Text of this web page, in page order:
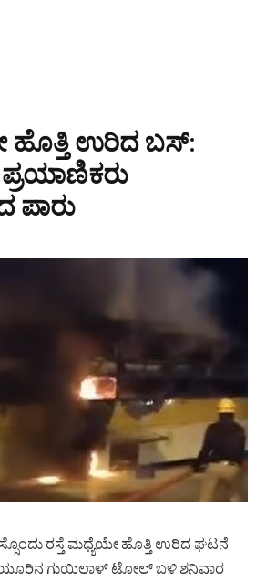
ಹೊತ್ತಿ ಉರಿದ ಬಸ್:
ಪ್ರಯಾಣಿಕರು
ರಸ್ತೆ ಮಧ್ಯೆಯೇ ಹೊತ್ತಿ ಉರಿದ ಘಟನೆ
ಗುಯಿಲಾಳ್ ಟೋಲ್ ಬಳಿ ಶನಿವಾರ